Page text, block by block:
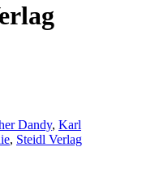
Dandy, Karl
, Steidl Verlag